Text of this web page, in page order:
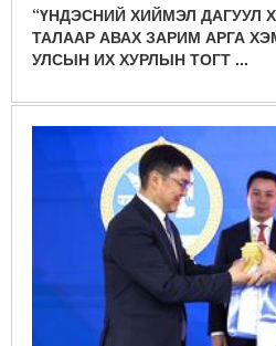
“ҮНДЭСНИЙ ХИЙМЭЛ ДАГУУЛ
ТАЛААР АВАХ ЗАРИМ АРГА
УЛСЫН ИХ ХУРЛЫН ТОГТ ...